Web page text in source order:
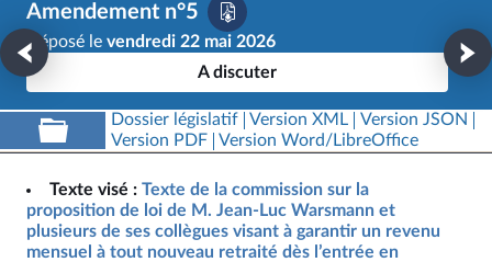
Amendement n°5
Déposé le vendredi 22 mai 2026
A discuter
Dossier législatif Version XML
Version JSON
Version PDF
Version Word/LibreOffice
Texte visé : Texte de la commission sur la
proposition de loi de M. Jean-Luc Warsmann et
plusieurs de ses collègues visant à garantir un revenu
mensuel à tout nouveau retraité dès l’entrée en